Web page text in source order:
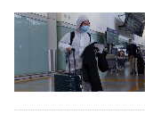
時
事